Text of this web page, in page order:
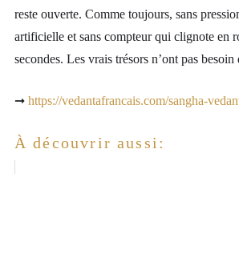
reste ouverte. Comme toujours, sans
artificielle et sans compteur qui clignote en
secondes. Les vrais trésors n’ont pas besoin
➞ https://vedantafrancais.com/sangha-
À découvrir aussi: